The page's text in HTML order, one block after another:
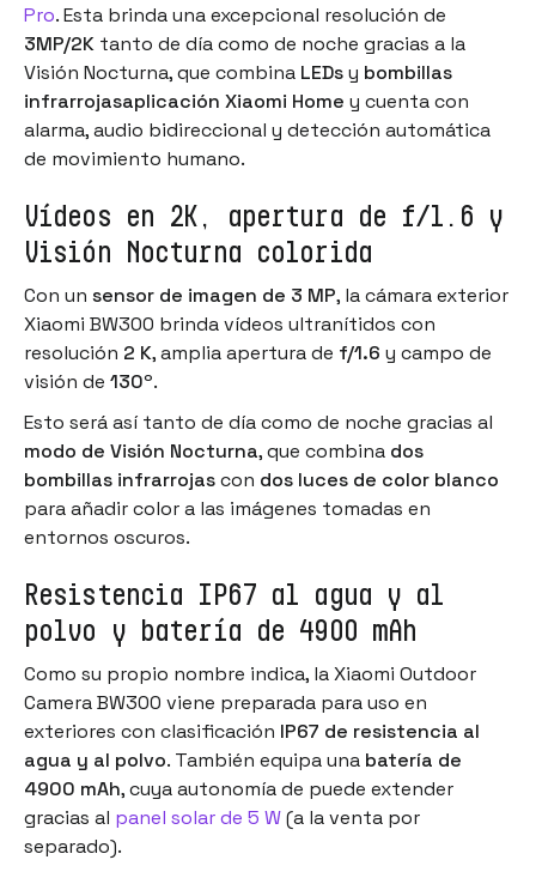
Pro. Esta brinda una excepcional resolución de
3MP/2K tanto de día como de noche gracias a la
Visión Nocturna, que combina LEDsy bombillas
infrarrojasaplicación Xiaomi Home y cuenta con
alarma, audio bidireccional y detección automática
de movimiento humano.
Vídeos en 2K, apertura de f/1.6 y
Visión Nocturna colorida
Con un sensor de imagen de 3 MP, la cámara exterior
Xiaomi BW300 brinda vídeos ultranítidos con
resolución 2 K, amplia apertura de f/1.6 y campo de
visión de 130º.
Esto será así tanto de día como de noche gracias al
modo de Visión Nocturna, que combina dos
bombillas infrarrojascon dos luces de color blanco
para añadir color a las imágenes tomadas en
entornos oscuros.
Resistencia IP67 al agua y al
polvo y batería de 4900 mAh
Como su propio nombre indica, la Xiaomi Outdoor
Camera BW300 viene preparada para uso en
exteriores con clasificación IP67 de resistencia al
agua y al polvo. También equipa una batería de
4900 mAh, cuya autonomía de puede extender
gracias al panel solar de 5 W(a la venta por
separado).